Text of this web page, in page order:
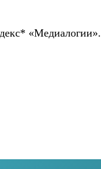
«Медиалогии».